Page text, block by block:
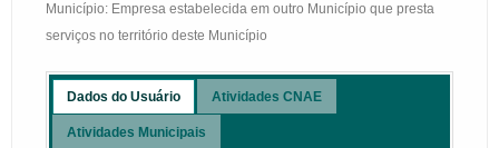
Município: Empresa estabelecida em outro Município que presta
serviços no território deste Município
Dados do Usuário Atividades CNAE
Atividades Municipais